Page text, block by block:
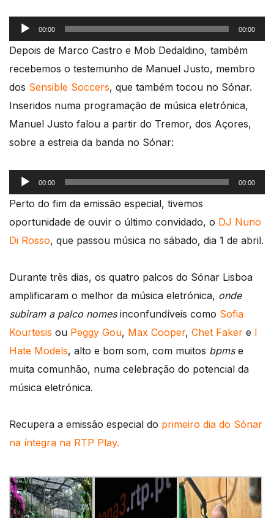
Reprodutor
de
áudio
00:00 00:00
Depois de Marco Castro e Mob Dedaldino, também
recebemos o testemunho de Manuel Justo, membro
dos Sensible Soccers, que também tocou no Sónar.
Inseridos numa programação de música eletrónica,
Manuel Justo falou a partir do Tremor, dos Açores,
sobre a estreia da banda no Sónar:
Reprodutor
de
00:00 00:00
Perto do fim da emissão especial, tivemos
oportunidade de ouvir o último convidado, o DJ Nuno
Di Rosso, que passou música no sábado, dia 1 de abril.
Durante três dias, os quatro palcos do Sónar Lisboa
amplificaram o melhor da música eletrónica, onde
subiram a palco nomes inconfundíveis como Sofia
Kourtesis ou Peggy Gou, Max Cooper, Chet Faker e I
Hate Models, alto e bom som, com muitos bpmse
muita comunhão, numa celebração do potencial da
música eletrónica.
Recupera a emissão especial do primeiro dia do Sónar
na íntegra na RTP Play.